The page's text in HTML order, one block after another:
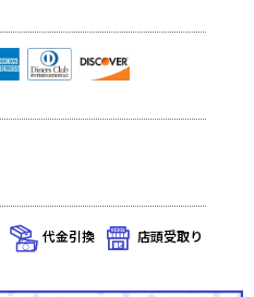
代金引換 店頭受取り